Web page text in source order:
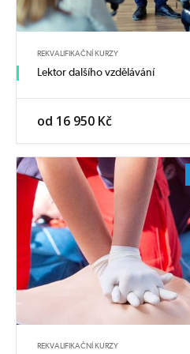
REKVALIFIKAČNÍ KURZY
Lektor dalšího vzdělávání
od 16 950 Kč
REKVALIFIKAČNÍ KURZY